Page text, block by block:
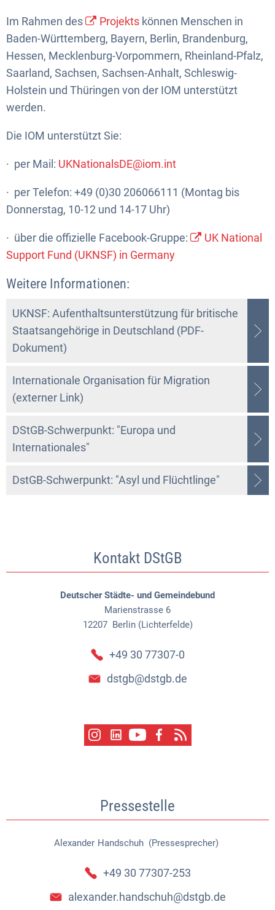
Im Rahmen des Projekts können Menschen in
Baden-Württemberg, Bayern, Berlin, Brandenburg,
Hessen, Mecklenburg-Vorpommern, Rheinland-Pfalz,
Saarland, Sachsen, Sachsen-Anhalt, Schleswig-
Holstein und Thüringen von der IOM unterstützt
werden.
Die IOM unterstützt Sie:
· per Mail: UKNationalsDE@iom.int
· per Telefon: +49 (0)30 206066111 (Montag bis
Donnerstag, 10-12 und 14-17 Uhr)
· über die offizielle Facebook-Gruppe:
UK National
Support Fund (UKNSF) in Germany
Weitere Informationen:
UKNSF: Aufenthaltsunterstützung für britische
Staatsangehörige in Deutschland (PDF-
Dokument)
Internationale Organisation für Migration
(externer Link)
DStGB-Schwerpunkt: "Europa und
Internationales"
DstGB-Schwerpunkt: "Asyl und Flüchtlinge"
Kontakt DStGB
Deutscher Städte- und Gemeindebund
Marienstrasse 6
12207 Berlin (Lichterfelde)
+49 30 77307-0
dstgb@dstgb.de
Pressestelle
Alexander Handschuh (Pressesprecher)
Alexander Handschuh
+49 30 77307-253
alexander.handschuh@dstgb.de